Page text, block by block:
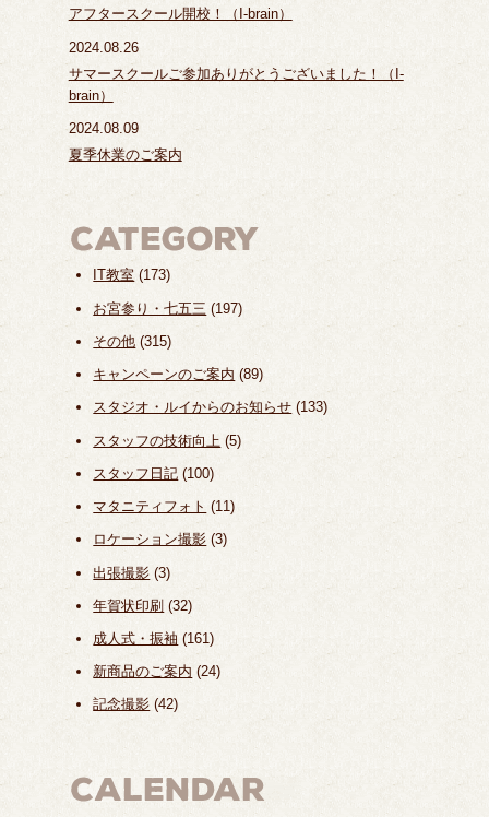
アフタースクール開校！（I-brain）
2024.08.26
サマースクールご参加ありがとうございました！（I-
brain）
2024.08.09
夏季休業のご案内
IT教室 (173)
お宮参り・七五三 (197)
その他 (315)
キャンペーンのご案内 (89)
スタジオ・ルイからのお知らせ (133)
スタッフの技術向上 (5)
スタッフ日記 (100)
マタニティフォト (11)
ロケーション撮影 (3)
出張撮影 (3)
年賀状印刷 (32)
成人式・振袖 (161)
新商品のご案内 (24)
記念撮影 (42)